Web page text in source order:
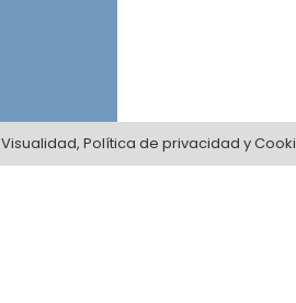
Visualidad, Política de privacidad y